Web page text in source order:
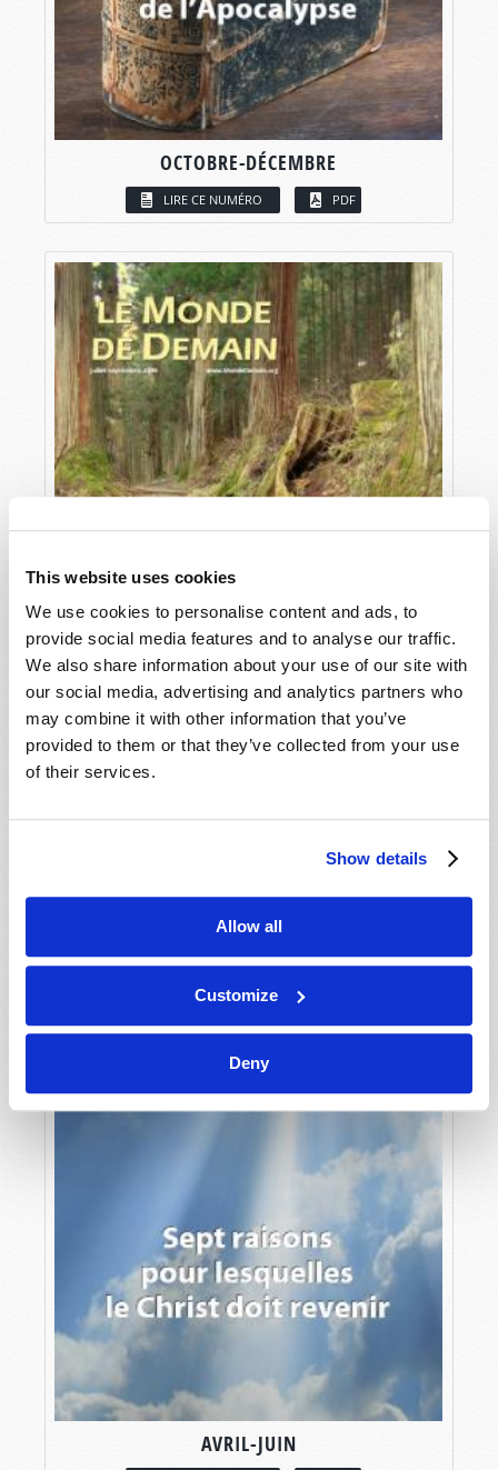
This website uses cookies
We use cookies to personalise content and ads, to
provide social media features and to analyse our traffic.
We also share information about your use of our site with
our social media, advertising and analytics partners who
may combine it with other information that you’ve
provided to them or that they’ve collected from your use
of their services.
Show details
Allow all
Customize
Deny
OCTOBRE-DÉCEMBRE
LIRE CE NUMÉRO PDF
AVRIL-JUIN